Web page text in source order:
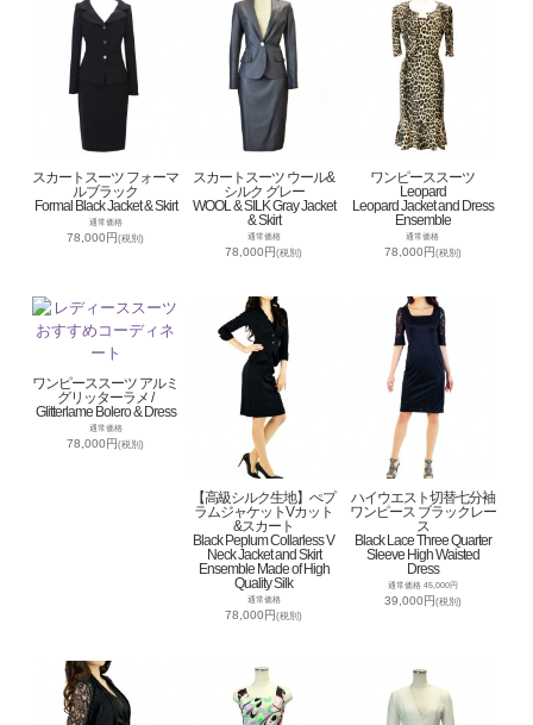
スカートスーツ フォーマ
ルブラック
Formal Black Jacket & Skirt
通常価格
78,000円(税別)
スカートスーツ ウール&
シルク グレー
WOOL & SILK Gray Jacket
& Skirt
通常価格
78,000円(税別)
ワンピーススーツ
Leopard
Leopard Jacket and Dress
Ensemble
通常価格
78,000円(税別)
ワンピーススーツ アルミ
グリッターラメ /
Glitterlame Bolero & Dress
通常価格
78,000円(税別)
【高級シルク生地】ぺプ
ラムジャケットVカット
&スカート
Black Peplum Collarless V
Neck Jacket and Skirt
Ensemble Made of High
Quality Silk
通常価格
78,000円(税別)
ハイウエスト切替七分袖
ワンピース ブラックレー
ス
Black Lace Three Quarter
Sleeve High Waisted
Dress
通常価格 45,000円
39,000円(税別)